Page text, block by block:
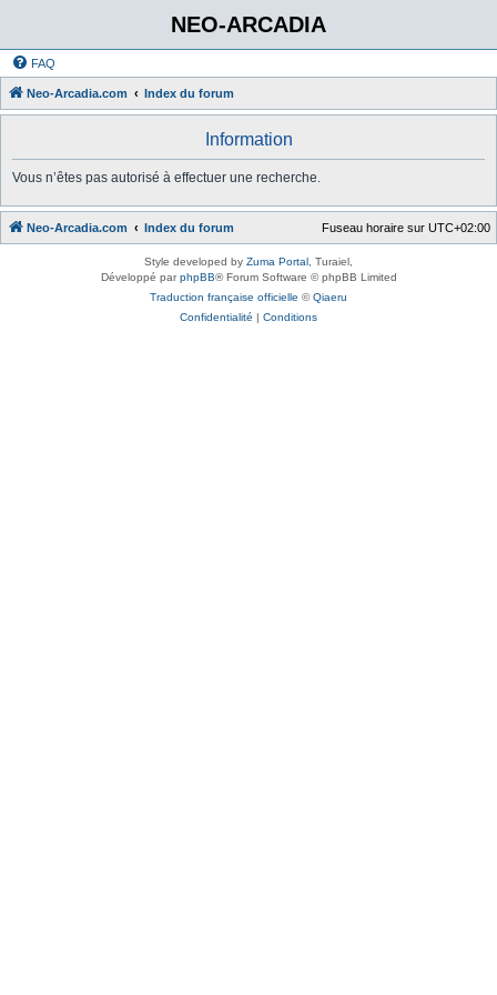
NEO-ARCADIA
FAQ
Neo-Arcadia.com Index du forum
Information
Vous n’êtes pas autorisé à effectuer une recherche.
Neo-Arcadia.com Index du forum Fuseau horaire sur UTC+02:00
Style developed by Zuma Portal , Turaiel,
Développé parphpBB® Forum Software © phpBB Limited
Traduction française officielle ©Qiaeru
Confidentialité | Conditions